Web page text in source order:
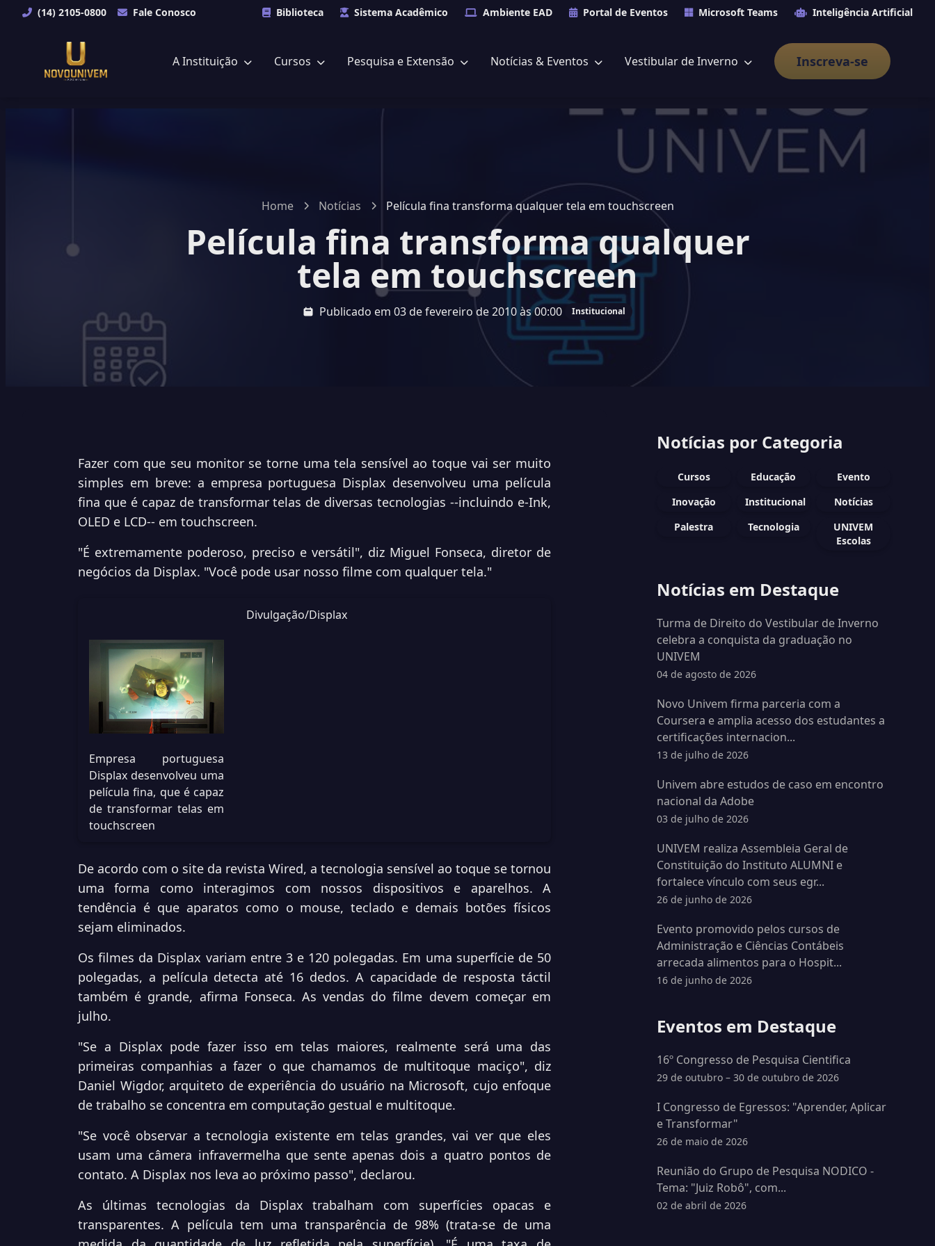
(14) 2105-0800 Fale Conosco Biblioteca Sistema Acadêmico Ambiente EAD Portal de Eventos Microsoft Teams Inteligência Artificial
A Instituição Cursos Pesquisa e Extensão Notícias & Eventos Vestibular de Inverno Inscreva-se
Home Notícias Película fina transforma qualquer tela em touchscreen
Película fina transforma qualquer
tela em touchscreen
Publicado em 03 de fevereiro de 2010 às 00:00 Institucional
Fazer com que seu monitor se torne uma tela sensível ao toque vai ser muito
simples em breve: a empresa portuguesa Displax desenvolveu uma película
fina que é capaz de transformar telas de diversas tecnologias --incluindo e-Ink,
OLED e LCD-- em touchscreen.
"É extremamente poderoso, preciso e versátil", diz Miguel Fonseca, diretor de
negócios da Displax. "Você pode usar nosso filme com qualquer tela."
Divulgação/Displax
Empresa portuguesa
Displax desenvolveu uma
película fina, que é capaz
de transformar telas em
touchscreen
De acordo com o site da revista Wired, a tecnologia sensível ao toque se tornou
uma forma como interagimos com nossos dispositivos e aparelhos. A
tendência é que aparatos como o mouse, teclado e demais botões físicos
sejam eliminados.
Os filmes da Displax variam entre 3 e 120 polegadas. Em uma superfície de 50
polegadas, a película detecta até 16 dedos. A capacidade de resposta táctil
também é grande, afirma Fonseca. As vendas do filme devem começar em
julho.
"Se a Displax pode fazer isso em telas maiores, realmente será uma das
primeiras companhias a fazer o que chamamos de multitoque maciço", diz
Daniel Wigdor, arquiteto de experiência do usuário na Microsoft, cujo enfoque
de trabalho se concentra em computação gestual e multitoque.
"Se você observar a tecnologia existente em telas grandes, vai ver que eles
usam uma câmera infravermelha que sente apenas dois a quatro pontos de
contato. A Displax nos leva ao próximo passo", declarou.
As últimas tecnologias da Displax trabalham com superfícies opacas e
transparentes. A película tem uma transparência de 98% (trata-se de uma
Notícias por Categoria
Cursos Educação
Evento
Inovação
Institucional
Notícias
Palestra
Tecnologia
UNIVEM
Escolas
Notícias em Destaque
Turma de Direito do Vestibular de Inverno
celebra a conquista da graduação no
UNIVEM
04 de agosto de 2026
Novo Univem firma parceria com a
Coursera e amplia acesso dos estudantes a
certificações internacion...
13 de julho de 2026
Univem abre estudos de caso em encontro
nacional da Adobe
03 de julho de 2026
UNIVEM realiza Assembleia Geral de
Constituição do Instituto ALUMNI e
fortalece vínculo com seus egr...
26 de junho de 2026
Evento promovido pelos cursos de
Administração e Ciências Contábeis
arrecada alimentos para o Hospit...
16 de junho de 2026
Eventos em Destaque
16º Congresso de Pesquisa Cientifica
29 de outubro – 30 de outubro de 2026
I Congresso de Egressos: "Aprender, Aplicar
e Transformar"
26 de maio de 2026
Reunião do Grupo de Pesquisa NODICO -
Tema: "Juiz Robô", com...
02 de abril de 2026